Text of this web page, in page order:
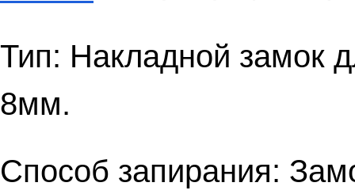
Тип: Накладной замок
8мм.
Способ запирания: